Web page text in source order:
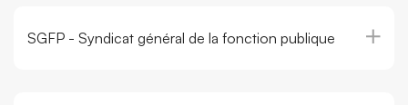
SGFP - Syndicat général de la fonction publique